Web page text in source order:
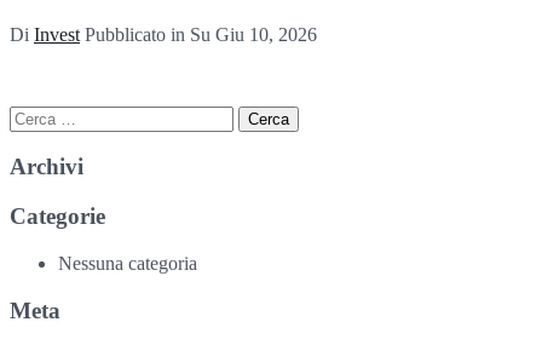
Di Invest Pubblicato in Su Giu 10, 2026
Ricerca
per:
Archivi
Categorie
Nessuna categoria
Meta